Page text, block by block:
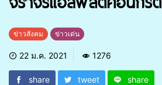
ข่าวสังคม ข่าวเด่น
22 ม.ค. 2021 1276
share tweet share